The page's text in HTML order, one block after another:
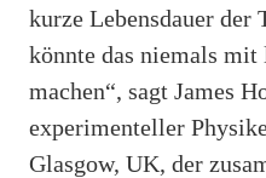
kurze Lebensdauer der
könnte das niemals mit
machen“, sagt James
experimenteller
Glasgow, UK, der